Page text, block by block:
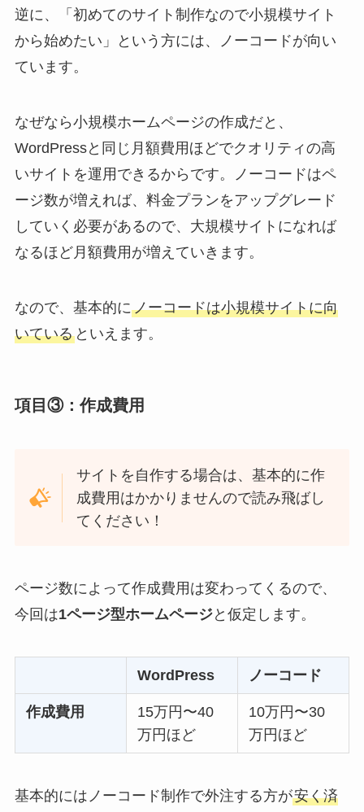
逆に、「初めてのサイト制作なので小規模サイト
から始めたい」という方には、ノーコードが向い
ています。
なぜなら小規模ホームページの作成だと、
WordPressと同じ月額費用ほどでクオリティの高
いサイトを運用できるからです。ノーコードはペ
ージ数が増えれば、料金プランをアップグレード
していく必要があるので、大規模サイトになれば
なるほど月額費用が増えていきます。
なので、基本的にノーコードは小規模サイトに向
いているといえます。
項目③：作成費用
サイトを自作する場合は、基本的に作
成費用はかかりませんので読み飛ばし
てください！
ページ数によって作成費用は変わってくるので、
今回は1ページ型ホームページと仮定します。
WordPress ノーコード
作成費用
15万円〜40
万円ほど
10万円〜30
万円ほど
基本的にはノーコード制作で外注する方が安く済